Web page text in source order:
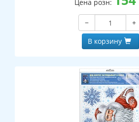
Цена розн:
−
+
В корзину